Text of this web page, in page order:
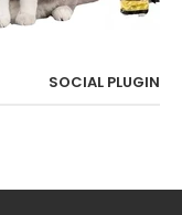
SOCIAL PLUGIN